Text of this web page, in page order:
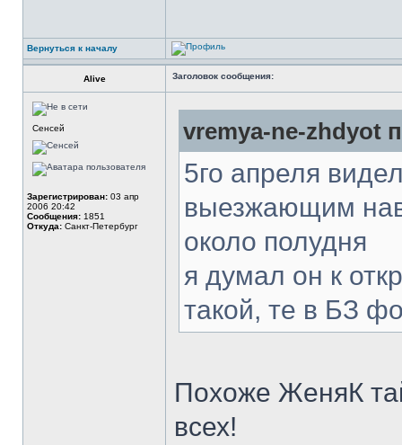
Вернуться к началу
Alive Заголовок сообщения:
Сенсей
Зарегистрирован: 03 апр
2006 20:42
Сообщения: 1851
Откуда: Санкт-Петербург
vremya-ne-zhdyot
5го апреля
выезжающим
около полудня
я думал он к
такой, те в БЗ
Похоже ЖеняК
всех!